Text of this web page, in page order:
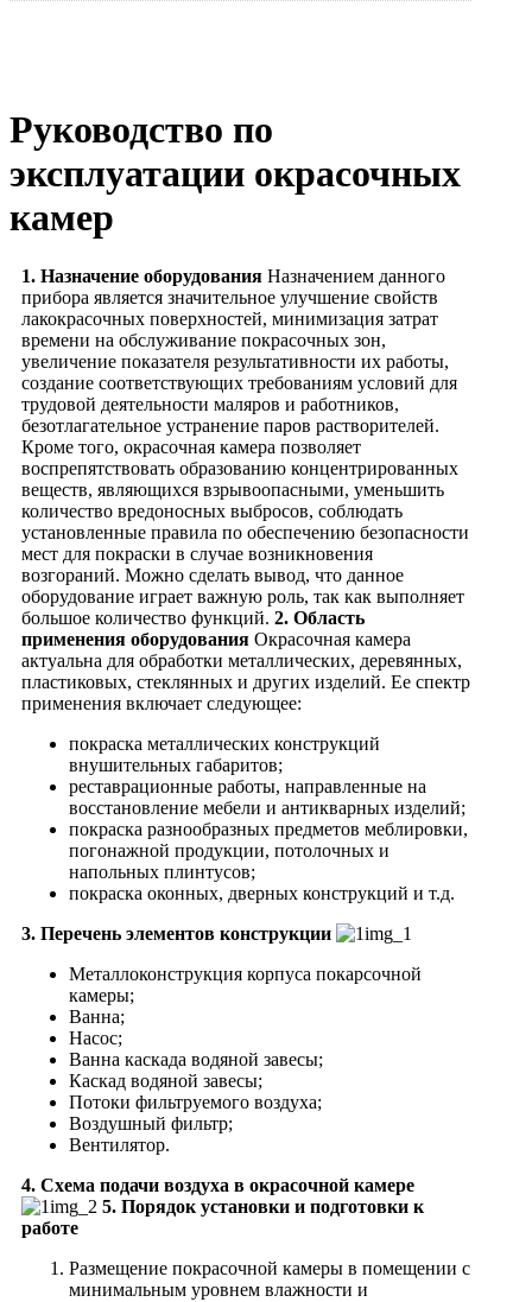
Руководство по
эксплуатации окрасочных
камер
1. Назначение оборудования Назначением данного
прибора является значительное улучшение свойств
лакокрасочных поверхностей, минимизация затрат
времени на обслуживание покрасочных зон,
увеличение показателя результативности их работы,
создание соответствующих требованиям условий для
трудовой деятельности маляров и работников,
безотлагательное устранение паров растворителей.
Кроме того, окрасочная камера позволяет
воспрепятствовать образованию концентрированных
веществ, являющихся взрывоопасными, уменьшить
количество вредоносных выбросов, соблюдать
установленные правила по обеспечению безопасности
мест для покраски в случае возникновения
возгораний. Можно сделать вывод, что данное
оборудование играет важную роль, так как выполняет
большое количество функций. 2. Область
применения оборудования Окрасочная камера
актуальна для обработки металлических, деревянных,
пластиковых, стеклянных и других изделий. Ее спектр
применения включает следующее:
покраска металлических конструкций
внушительных габаритов;
реставрационные работы, направленные на
восстановление мебели и антикварных изделий;
покраска разнообразных предметов меблировки,
погонажной продукции, потолочных и
напольных плинтусов;
покраска оконных, дверных конструкций и т.д.
3. Перечень элементов конструкции
Металлоконструкция корпуса покарсочной
камеры;
Ванна;
Насос;
Ванна каскада водяной завесы;
Каскад водяной завесы;
Потоки фильтруемого воздуха;
Воздушный фильтр;
Вентилятор.
4. Схема подачи воздуха в окрасочной камере
5. Порядок установки и подготовки к
работе
Размещение покрасочной камеры в помещении с
минимальным уровнем влажности и